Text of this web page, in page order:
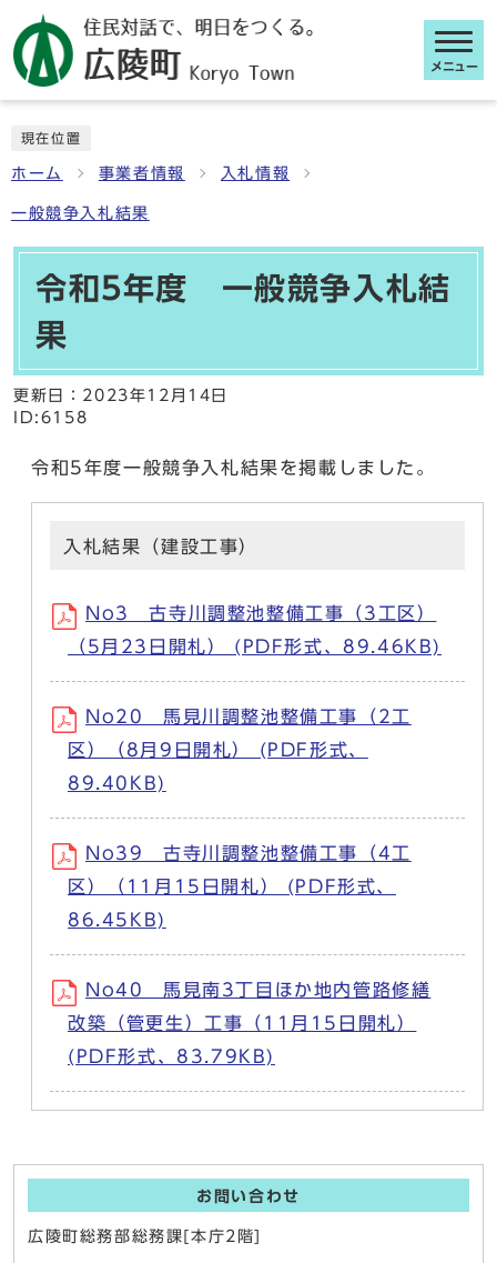
メニュー
現在位置
ホーム 事業者情報 入札情報
一般競争入札結果
令和5年度 一般競争入札結
果
更新日： 2023年12月14日
ID:6158
令和5年度一般競争入札結果を掲載しました。
入札結果（建設工事）
No3 古寺川調整池整備工事（3工区）
（5月23日開札） (PDF形式、89.46KB)
No20 馬見川調整池整備工事（2工
区）（8月9日開札） (PDF形式、
89.40KB)
No39 古寺川調整池整備工事（4工
区）（11月15日開札） (PDF形式、
86.45KB)
No40 馬見南3丁目ほか地内管路修繕
改築（管更生）工事（11月15日開札）
(PDF形式、83.79KB)
お問い合わせ
広陵町総務部総務課[本庁2階]